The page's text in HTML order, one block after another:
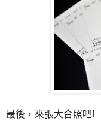
最後，來張大合照吧!